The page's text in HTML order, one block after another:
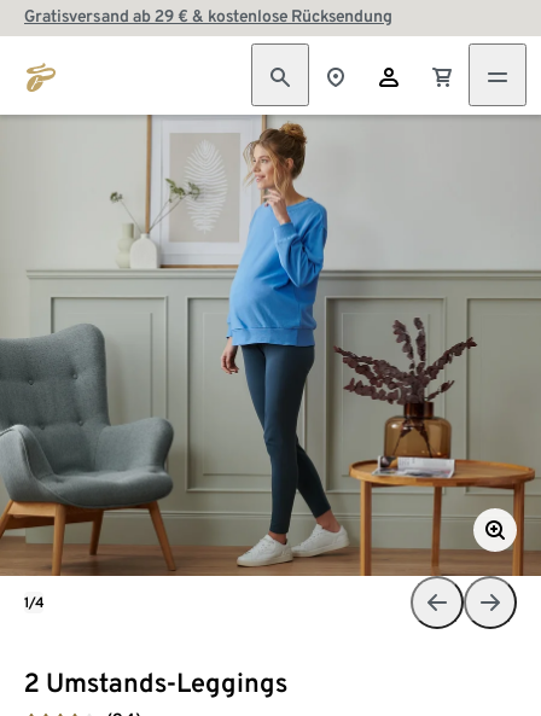
Gratisversand ab 29 € & kostenlose Rücksendung
2 Umstands-Leggings
1/4